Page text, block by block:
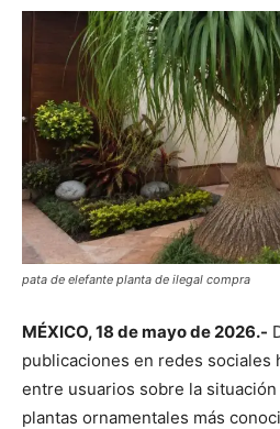
pata de elefante planta de ilegal compra
MÉXICO, 18 de mayo de 2026.-
publicaciones en redes sociales
entre usuarios sobre la
plantas ornamentales más